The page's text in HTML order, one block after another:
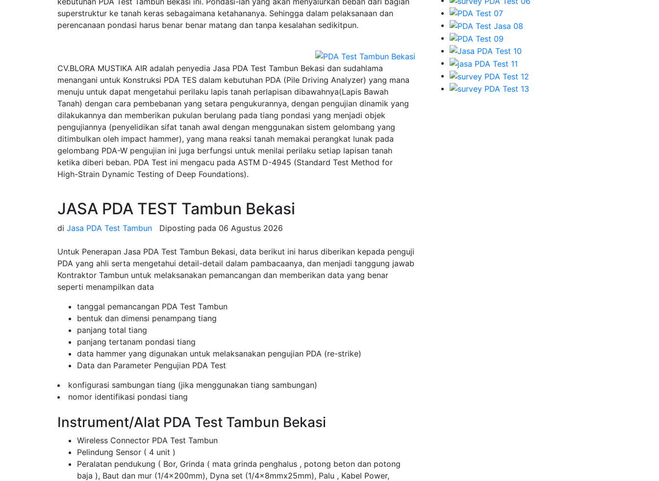
superstruktur ke tanah keras sebagaimana ketahananya. Sehingga dalam pelaksanaan dan
perencanaan pondasi harus benar benar matang dan tanpa kesalahan sedikitpun.
CV.BLORA MUSTIKA AIR adalah penyedia Jasa PDA Test Tambun Bekasi dan sudahlama
menangani untuk Konstruksi PDA TES dalam kebutuhan PDA (Pile Driving Analyzer) yang mana
menuju untuk dapat mengetahui perilaku lapis tanah perlapisan dibawahnya(Lapis Bawah
Tanah) dengan cara pembebanan yang setara pengukurannya, dengan pengujian dinamik yang
dilakukannya dan memberikan pukulan berulang pada tiang pondasi yang menjadi objek
pengujiannya (penyelidikan sifat tanah awal dengan menggunakan sistem gelombang yang
ditimbulkan oleh impact hammer), yang mana reaksi tanah memakai perangkat lunak pada
gelombang PDA-W pengujian ini juga berfungsi untuk menilai perilaku setiap lapisan tanah
ketika diberi beban. PDA Test ini mengacu pada ASTM D-4945 (Standard Test Method for
High-Strain Dynamic Testing of Deep Foundations).
JASA PDA TEST Tambun Bekasi
di Jasa PDA Test Tambun Diposting pada 06 Agustus 2026
Untuk Penerapan Jasa PDA Test Tambun Bekasi, data berikut ini harus diberikan kepada penguji
PDA yang ahli serta mengetahui detail-detail dalam pambacaanya, dan menjadi tanggung jawab
Kontraktor Tambun untuk melaksanakan pemancangan dan memberikan data yang benar
seperti menampilkan data
tanggal pemancangan PDA Test Tambun
bentuk dan dimensi penampang tiang
panjang total tiang
panjang tertanam pondasi tiang
data hammer yang digunakan untuk melaksanakan pengujian PDA (re-strike)
Data dan Parameter Pengujian PDA Test
konfigurasi sambungan tiang (jika menggunakan tiang sambungan)
nomor identifikasi pondasi tiang
Instrument/Alat PDA Test Tambun Bekasi
Wireless Connector PDA Test Tambun
Pelindung Sensor ( 4 unit )
Peralatan pendukung ( Bor, Grinda ( mata grinda penghalus , potong beton dan potong
baja ), Baut dan mur (1/4x200mm), Dyna set (1/4x8mmx25mm), Palu , Kabel Power,